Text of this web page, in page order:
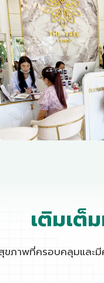
เติมเต็
ะสุขภาพที่ครอบคลุม